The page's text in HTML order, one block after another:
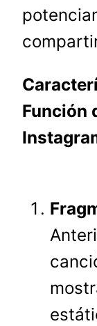
Función